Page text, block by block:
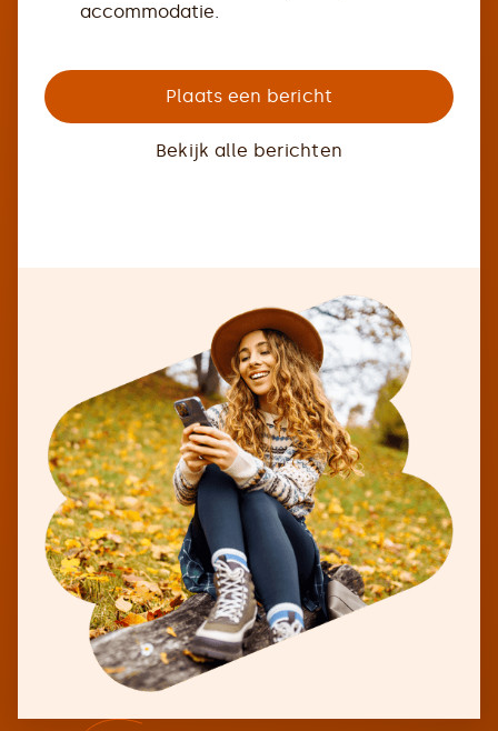
accommodatie.
Plaats een bericht
Bekijk alle berichten